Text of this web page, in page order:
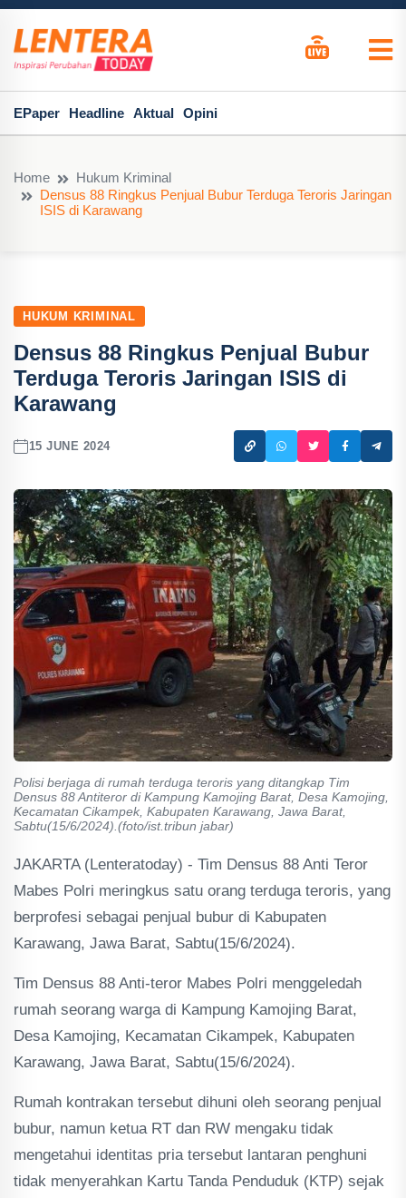
EPaper Headline Aktual Opini
Home
Hukum Kriminal
Densus 88 Ringkus Penjual Bubur Terduga Teroris Jaringan
ISIS di Karawang
HUKUM KRIMINAL
Densus 88 Ringkus Penjual Bubur
Terduga Teroris Jaringan ISIS di
Karawang
15 JUNE 2024
Polisi berjaga di rumah terduga teroris yang ditangkap Tim
Densus 88 Antiteror di Kampung Kamojing Barat, Desa Kamojing,
Kecamatan Cikampek, Kabupaten Karawang, Jawa Barat,
Sabtu(15/6/2024).(foto/ist.tribun jabar)
JAKARTA (Lenteratoday) - Tim Densus 88 Anti Teror
Mabes Polri meringkus satu orang terduga teroris, yang
berprofesi sebagai penjual bubur di Kabupaten
Karawang, Jawa Barat, Sabtu(15/6/2024).
Tim Densus 88 Anti-teror Mabes Polri menggeledah
rumah seorang warga di Kampung Kamojing Barat,
Desa Kamojing, Kecamatan Cikampek, Kabupaten
Karawang, Jawa Barat, Sabtu(15/6/2024).
Rumah kontrakan tersebut dihuni oleh seorang penjual
bubur, namun ketua RT dan RW mengaku tidak
mengetahui identitas pria tersebut lantaran penghuni
tidak menyerahkan Kartu Tanda Penduduk (KTP) sejak